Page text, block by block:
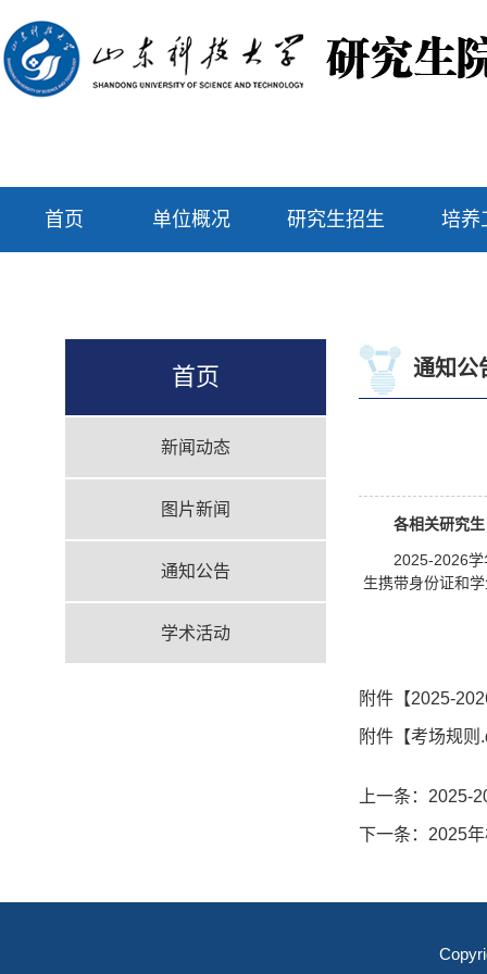
首页 单位概况 研究生招生 培养
首页
新闻动态
图片新闻
通知公告
学术活动
通知公
各相关研究
2025-2026
生携带身份证和
附件【2025-
附件【考场规则
上一条： 2025-
下一条： 2025